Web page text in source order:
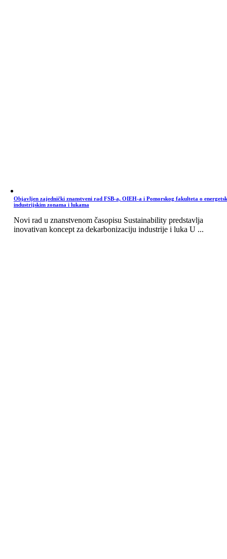
Objavljen zajednički znanstveni rad FSB-a, OIEH-a i Pomorskog fakulteta o
industrijskim zonama i lukama
Novi rad u znanstvenom časopisu Sustainability predstavlja
inovativan koncept za dekarbonizaciju industrije i luka U ...